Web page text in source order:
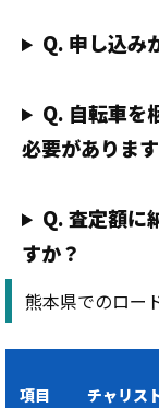
Q. 申し込み
Q. 自転車を
必要がありま
Q. 査定額に
すか？
熊本県でのロー
項目 チャリス